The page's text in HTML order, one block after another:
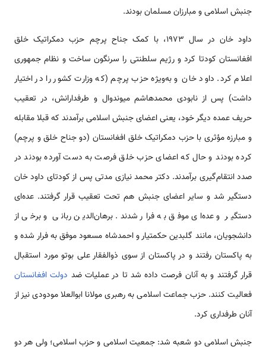
جنبش اسلامی و مبارزان مسلمان بودند.
داود خان در سال ۱۹۷۳، با کمک جناح پرچم حزب دمکراتیک خلق
افغانستان کودتا کرد و رژیم سلطنتی را سرنگون ساخت و نظام جمهوری
اعلام کرد. داود خان و به‌ویژه حزب پرچم (که وزارت کشور را در اختیار
داشت) پس از نابودی محمدهاشم میوندوال و طرفدارانش، در تعقیب
حریف عمده دیگر خود، یعنی اعضای جنبش اسلامی برآمدند که قبلا مقابله
و مبارزه مؤثری با حزب دمکراتیک خلق افغانستان (دو جناح خلق و پرچم)
کرده بودند و حال که اعضای حزب خلق فرصت به دست آورده بودند در
صدد انتقام‌گیری برآمدند. دکتر محمد نیازی مدتی پس از کودتای داود خان
دستگیر شد و سایر اعضای جنبش هم تحت تعقیب قرار گرفتند. عده‌ای
دستگیر و عده‌ای موفق به فرار شدند. برهان‌الدین ربانی و برخی از
دانشجویان، مانند گلبدین حکمتیار و احمدشاه مسعود موفق به فرار شده و
به پاکستان رفتند و در پاکستان از سوی ذوالفقار علی بوتو مورد استقبال
قرار گرفتند و به آنان فرصت داده شد تا در عملیات ضد دولت افغانستان
فعالیت کنند. حزب جماعت اسلامی به رهبری مولانا ابوالعلا مودودی نیز از
آنان طرفداری کرد.
جنبش اسلامی دو شعبه شد: جمعیت اسلامی و حزب اسلامی؛ ولی هر دو